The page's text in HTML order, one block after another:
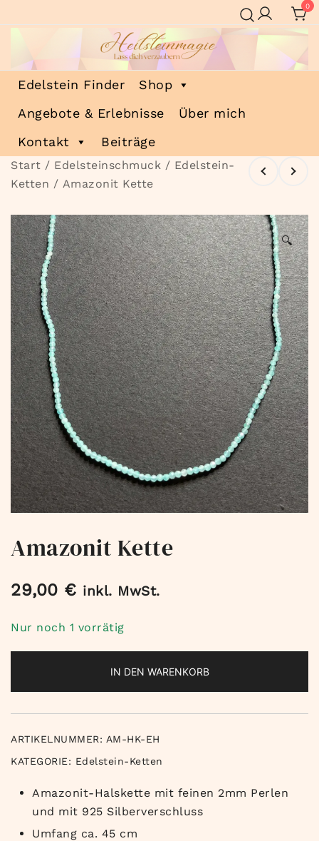
Inhalt
0
Heilsteinmagie
Lass dich verzaubern
Edelstein Finder
Shop
Angebote & Erlebnisse
Über mich
Kontakt
Beiträge
Start / Edelsteinschmuck / Edelstein-
Ketten / Amazonit Kette
🔍
Amazonit Kette
29,00 € inkl. MwSt.
Nur noch 1 vorrätig
IN DEN WARENKORB
ARTIKELNUMMER: AM-HK-EH
KATEGORIE: Edelstein-Ketten
Amazonit-Halskette mit feinen 2mm Perlen
und mit 925 Silberverschluss
Umfang ca. 45 cm